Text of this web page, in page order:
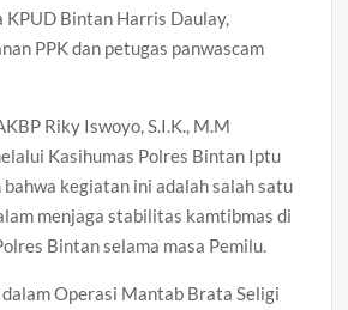
KPUD Bintan Harris Daulay,
PPK dan petugas panwascam
Riky Iswoyo, S.I.K., M.M
Kasihumas Polres Bintan Iptu
kegiatan ini adalah salah satu
menjaga stabilitas kamtibmas di
Bintan selama masa Pemilu.
dalam Operasi Mantab Brata Seligi